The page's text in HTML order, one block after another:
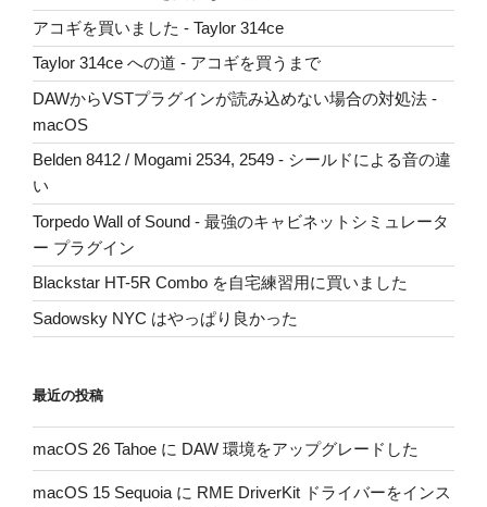
アコギを買いました - Taylor 314ce
Taylor 314ce への道 - アコギを買うまで
DAWからVSTプラグインが読み込めない場合の対処法 -
macOS
Belden 8412 / Mogami 2534, 2549 - シールドによる音の違
い
Torpedo Wall of Sound - 最強のキャビネットシミュレータ
ー プラグイン
Blackstar HT-5R Combo を自宅練習用に買いました
Sadowsky NYC はやっぱり良かった
最近の投稿
macOS 26 Tahoe に DAW 環境をアップグレードした
macOS 15 Sequoia に RME DriverKit ドライバーをインス